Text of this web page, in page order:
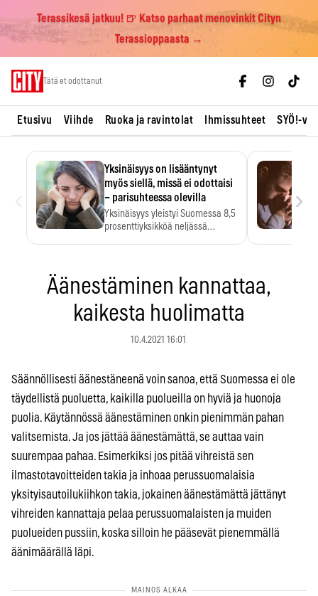
Terassikesä jatkuu! 🍺 Katso parhaat menovinkit Cityn
Terassioppaasta →
Tätä et odottanut
Etusivu Viihde Ruoka ja ravintolat Ihmissuhteet SYÖ!-
Yksinäisyys on lisääntynyt
myös siellä, missä ei odottaisi
– parisuhteessa olevilla
Yksinäisyys yleistyi Suomessa 8,5
prosenttiyksikköä neljässä
›
Äänestäminen kannattaa,
kaikesta huolimatta
10.4.2021 16:01
Säännöllisesti äänestäneenä voin sanoa, että Suomessa ei ole
täydellistä puoluetta, kaikilla puolueilla on hyviä ja huonoja
puolia. Käytännössä äänestäminen onkin pienimmän pahan
valitsemista. Ja jos jättää äänestämättä, se auttaa vain
suurempaa pahaa. Esimerkiksi jos pitää vihreistä sen
ilmastotavoitteiden takia ja inhoaa perussuomalaisia
yksityisautoilukiihkon takia, jokainen äänestämättä jättänyt
vihreiden kannattaja pelaa perussuomalaisten ja muiden
puolueiden pussiin, koska silloin he pääsevät pienemmällä
äänimäärällä läpi.